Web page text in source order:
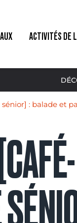
ACTIVITÉS DE
: balade et